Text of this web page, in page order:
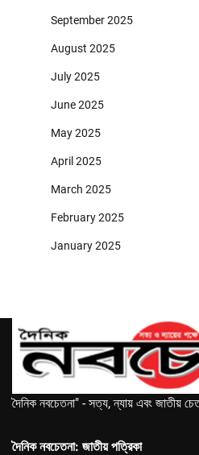
September 2025
August 2025
July 2025
June 2025
May 2025
April 2025
March 2025
February 2025
January 2025
দৈনিক নবচেতনা" - সত্য, ন্যায় এবং জাতীয়
দৈনিক নবচেতনা: জাতীয় পত্রিকা